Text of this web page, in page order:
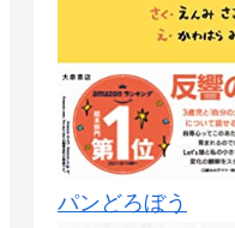
パンどろぼう